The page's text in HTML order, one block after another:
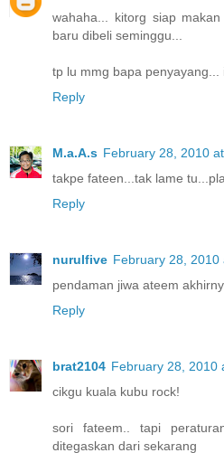
wahaha... kitorg siap
baru dibeli seminggu...
tp lu mmg bapa penyayang...
Reply
M.a.A.s February 28, 2010
takpe fateen...tak lame
Reply
nurulfive February 28, 2010
pendaman jiwa ateem
Reply
brat2104 February 28, 2010
cikgu kuala kubu rock!
sori fateem.. tapi
ditegaskan dari sekarang